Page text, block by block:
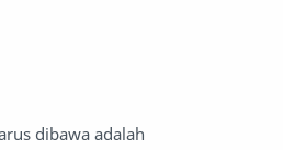
dibawa adalah